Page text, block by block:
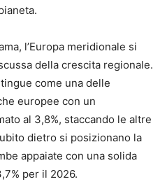
l’Europa meridionale si
della crescita regionale.
come una delle
europee con un
al 3,8%, staccando le altre
dietro si posizionano la
appaiate con una solida
per il 2026.